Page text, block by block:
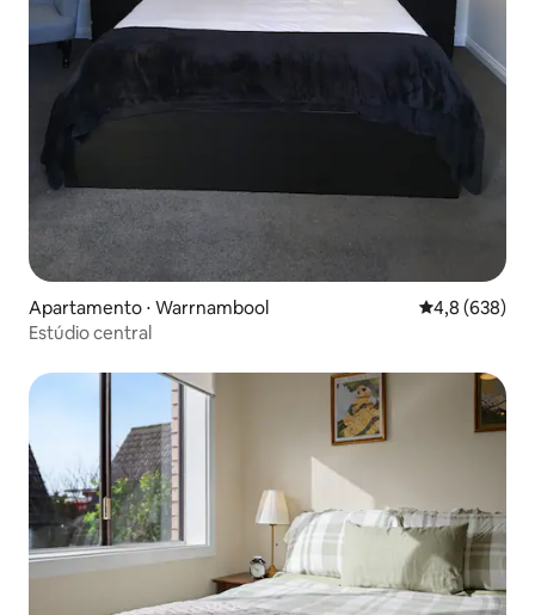
Apartamento ⋅ Warrnambool 4,8 de uma
4,8 (638)
Estúdio central